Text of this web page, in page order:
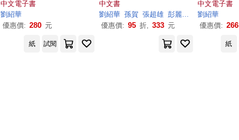
李建良 汪宏倫 王長江 鄭家棟 陳嘉新 陳純 陶逸駿
中文電子書
劉紹華
優惠價: 280 元
中文書
劉紹華 孫賀 張超雄 彭麗君 曾金燕 林家瑄
優惠價: 95 折, 333 元
中文電子書
劉紹華
優惠價: 266
紙 試閱 紙